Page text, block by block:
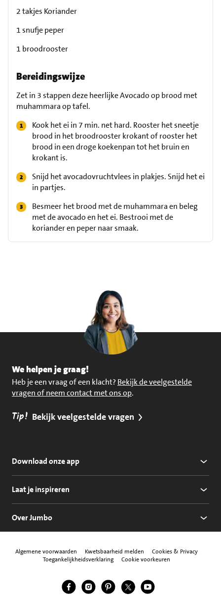
2 takjes Koriander
1 snufje peper
1 broodrooster
Bereidingswijze
Zet in 3 stappen deze heerlijke Avocado op brood met
muhammara op tafel.
Kook het ei in 7 min. net hard. Rooster het sneetje
brood in het broodrooster krokant of rooster het
brood in een droge koekenpan tot het bruin en
krokant is.
Snijd het avocadovruchtvlees in plakjes. Snijd het ei
in partjes.
Besmeer het brood met de muhammara en beleg
met de avocado en het ei. Bestrooi met de
koriander en peper naar smaak.
We helpen je graag!
Heb je een vraag of een klacht? Bekijk de veelgestelde
vragen of neem contact met ons op.
Tip! Bekijk veelgestelde vragen
Download onze app
Laat je inspireren
Over Jumbo
Algemene voorwaarden Kwetsbaarheid melden
Cookies & Privacy
Toegankelijkheidsverklaring
Cookie voorkeuren
Volg ons
Jumbo Facebook
Jumbo Instagram
Jumbo Pinterest
Jumbo Twitter
Jumbo YouTube